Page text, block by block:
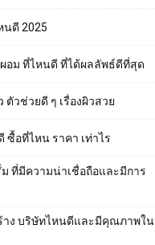
นดี 2025
อม ที่ไหนดี ที่ได้ผลลัพธ์ดีที่สุด
ตัวช่วยดี ๆ เรื่องผิวสวย
ซื้อที่ไหน ราคา เท่าไร
ที่มีความน่าเชื่อถือและมีการ
าง บริษัทไหนดีและมีคุณภาพใน